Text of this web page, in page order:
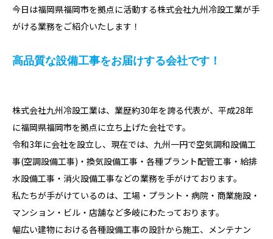
今日は福岡県福岡市を拠点に活動する株式会社九州冷設工業が手
がける業務をご紹介いたします！
高品質な設備工事をお届けする会社です！
株式会社九州冷設工業は、業歴約30年を誇る代表が、平成28年
に福岡県福岡市を拠点に立ち上げた会社です。
令和3年に会社を設立し、現在では、九州一円で空気調和設備工
事(空調設備工事)・換気設備工事・各種プラント配管工事・給排
水設備工事・消火設備工事などの業務を手がけております。
私たちが手がけているのは、工場・プラント・病院・商業施設・
マンション・ビル・店舗など多岐にわたっております。
幅広い建物における各種設備工事の設計から施工、メンテナン